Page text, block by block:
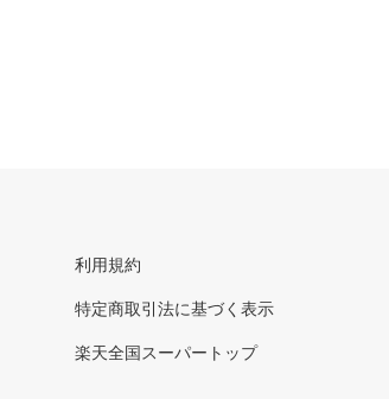
利用規約
特定商取引法に基づく表示
楽天全国スーパートップ